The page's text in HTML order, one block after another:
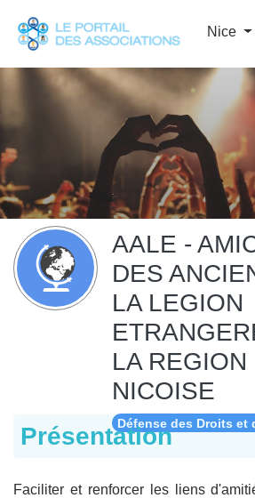
Nice
AALE -
DES
LA LEGION
LA REGION
NICOISE
Défense des Droits et
Présentation
Faciliter et renforcer les liens